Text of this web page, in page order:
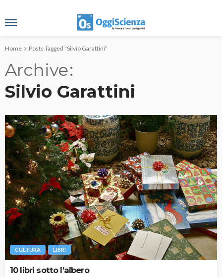
Home Posts Tagged "Silvio Garattini"
Archive
Silvio Garattini
CULTURA LIBRI
10 libri sotto l’albero